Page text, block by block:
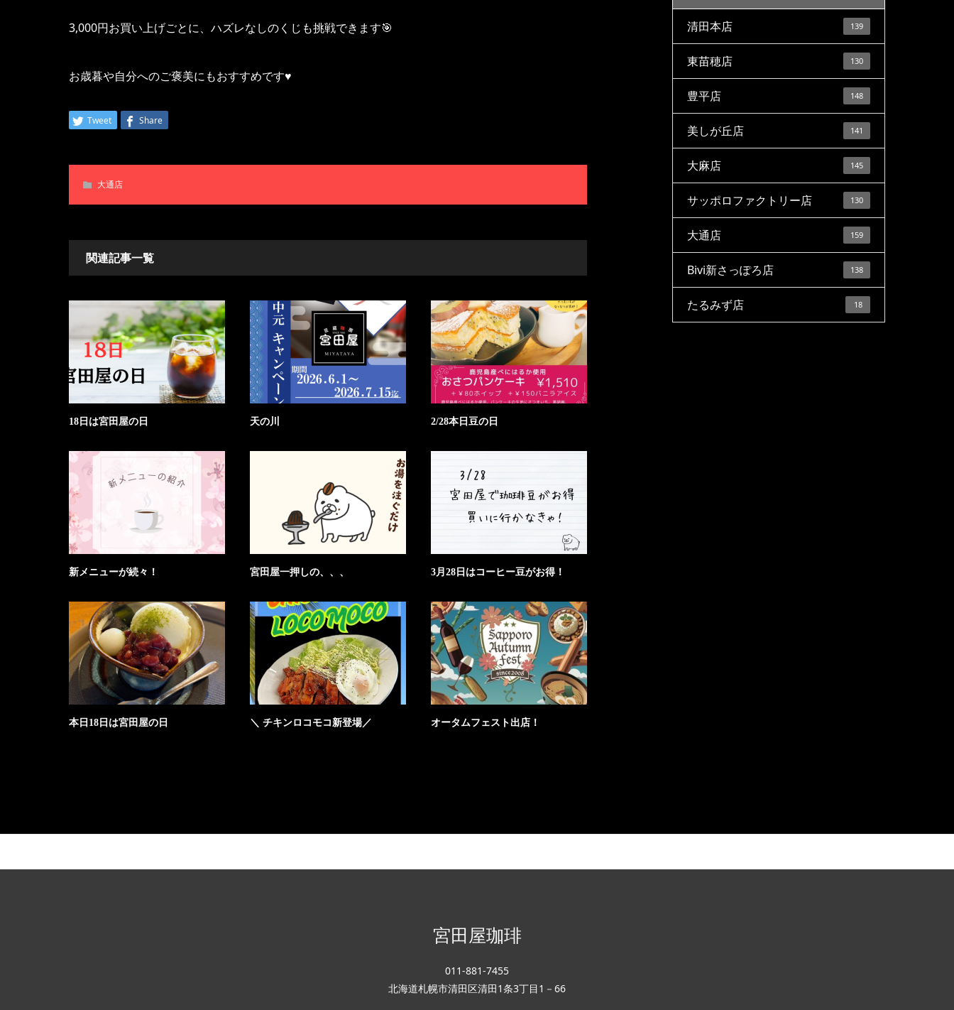
3,000円お買い上げごとに、ハズレなしのくじも挑戦できます🎯
お歳暮や自分へのご褒美にもおすすめです♥
Tweet Share
大通店
関連記事一覧
18日は宮田屋の日 天の川 2/28本日豆の日
新メニューが続々！ 宮田屋一押しの、、、 3月28日はコーヒー豆がお得！
本日18日は宮田屋の日 ＼ チキンロコモコ新登場／ オータムフェスト出店！
清田本店 139
東苗穂店 130
豊平店 148
美しが丘店 141
大麻店 145
サッポロファクトリー店 130
大通店 159
Bivi新さっぽろ店 138
たるみず店 18
宮田屋珈琲
011-881-7455
北海道札幌市清田区清田1条3丁目1－66